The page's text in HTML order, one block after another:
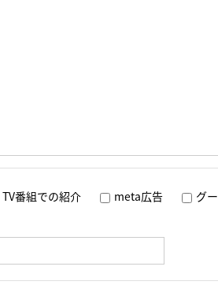
TV番組での紹介 meta広告
グ